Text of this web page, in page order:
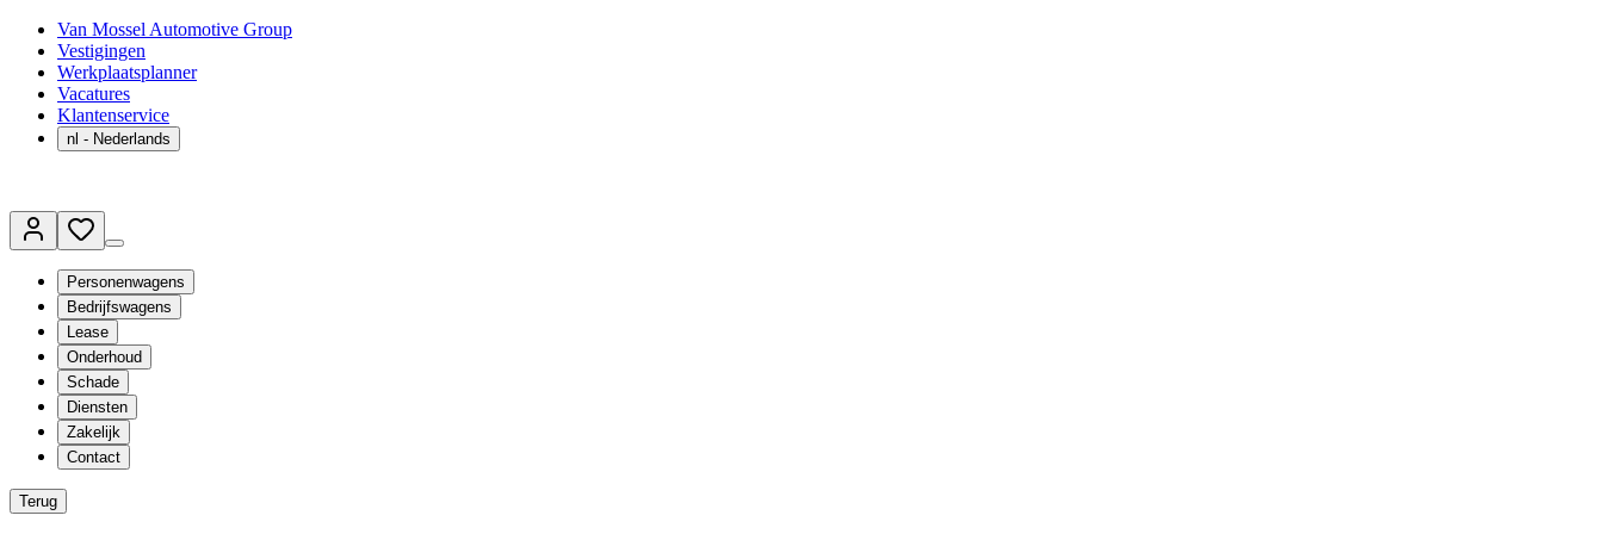
Van Mossel Automotive Group
Vestigingen
Werkplaatsplanner
Vacatures
Klantenservice
nl - Nederlands
Personenwagens
Bedrijfswagens
Lease
Onderhoud
Schade
Diensten
Zakelijk
Contact
Terug